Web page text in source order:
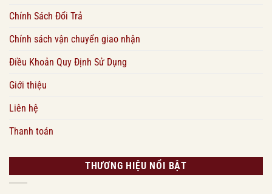
Chính Sách Đổi Trả
Chính sách vận chuyển giao nhận
Điều Khoản Quy Định Sử Dụng
Giới thiệu
Liên hệ
Thanh toán
THƯƠNG HIỆU NỔI BẬT